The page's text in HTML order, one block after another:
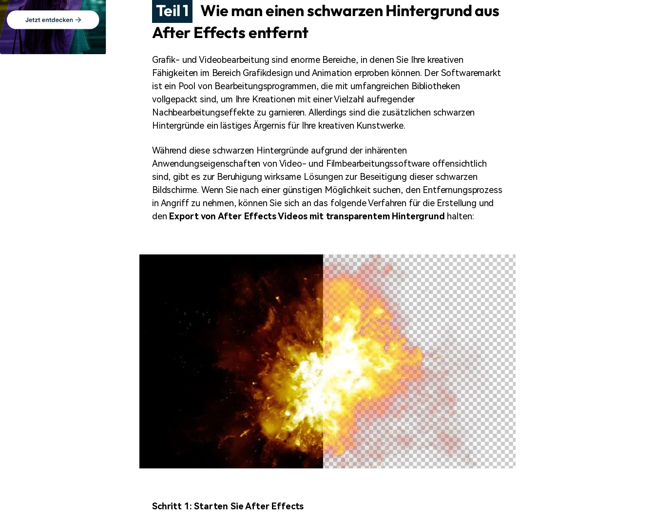
Teil 1
Wie man einen schwarzen Hintergrund aus
After Effects entfernt
Grafik- und Videobearbeitung sind enorme Bereiche, in denen Sie Ihre kreativen
Fähigkeiten im Bereich Grafikdesign und Animation erproben können. Der Softwaremarkt
ist ein Pool von Bearbeitungsprogrammen, die mit umfangreichen Bibliotheken
vollgepackt sind, um Ihre Kreationen mit einer Vielzahl aufregender
Nachbearbeitungseffekte zu garnieren. Allerdings sind die zusätzlichen schwarzen
Hintergründe ein lästiges Ärgernis für Ihre kreativen Kunstwerke.
Während diese schwarzen Hintergründe aufgrund der inhärenten
Anwendungseigenschaften von Video- und Filmbearbeitungssoftware offensichtlich
sind, gibt es zur Beruhigung wirksame Lösungen zur Beseitigung dieser schwarzen
Bildschirme. Wenn Sie nach einer günstigen Möglichkeit suchen, den Entfernungsprozess
in Angriff zu nehmen, können Sie sich an das folgende Verfahren für die Erstellung und
den Export von After Effects Videos mit transparentem Hintergrund halten:
Schritt 1: Starten Sie After Effects